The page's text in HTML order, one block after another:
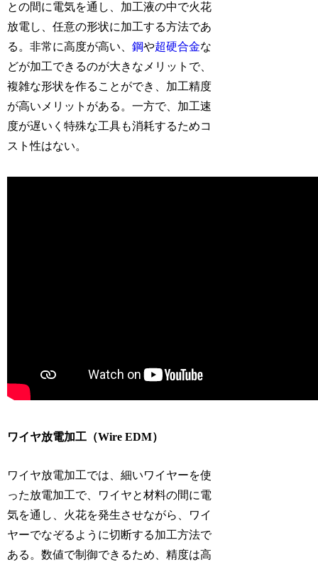
との間に電気を通し、加工液の中で火花
放電し、任意の形状に加工する方法であ
る。非常に高度が高い、鋼や超硬合金な
どが加工できるのが大きなメリットで、
複雑な形状を作ることができ、加工精度
が高いメリットがある。一方で、加工速
度が遅いく特殊な工具も消耗するためコ
スト性はない。
ワイヤ放電加工（Wire EDM）
ワイヤ放電加工では、細いワイヤーを使
った放電加工で、ワイヤと材料の間に電
気を通し、火花を発生させながら、ワイ
ヤーでなぞるように切断する加工方法で
ある。数値で制御できるため、精度は高